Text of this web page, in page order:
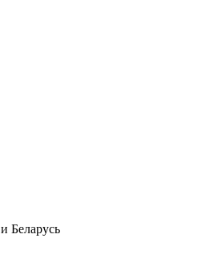
Беларусь